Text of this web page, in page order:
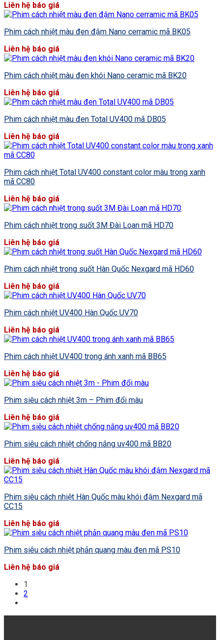
Liên hệ báo giá
Phim cách nhiệt màu đen đậm Nano cerramic mã BK05
Liên hệ báo giá
Phim cách nhiệt màu đen khói Nano ceramic mã BK20
Liên hệ báo giá
Phim cách nhiệt màu đen Total UV400 mã DB05
Liên hệ báo giá
Phim cách nhiệt Total UV400 constant color màu trong xanh
mã CC80
Liên hệ báo giá
Phim cách nhiệt trong suốt 3M Đài Loan mã HD70
Liên hệ báo giá
Phim cách nhiệt trong suốt Hàn Quốc Nexgard mã HD60
Liên hệ báo giá
Phim cách nhiệt UV400 Hàn Quốc UV70
Liên hệ báo giá
Phim cách nhiệt UV400 trong ánh xanh mã BB65
Liên hệ báo giá
Phim siêu cách nhiệt 3m – Phim đổi màu
Liên hệ báo giá
Phim siêu cách nhiệt chống nắng uv400 mã BB20
Liên hệ báo giá
Phim siêu cách nhiệt Hàn Quốc màu khói đậm Nexgard mã
CC15
Liên hệ báo giá
Phim siêu cách nhiệt phản quang màu đen mã PS10
Liên hệ báo giá
1
2